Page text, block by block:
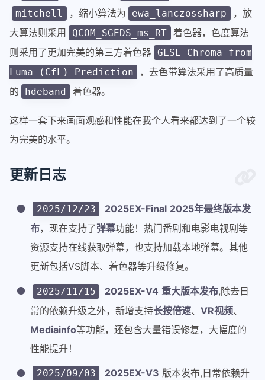
mitchell ，缩小算法为 ewa_lanczossharp
，放
大算法则采用
QCOM_SGEDS_ms_RT 着色器，色度算法
则采用了更加完美的第三方着色器 GLSL Chroma from
Luma (CfL) Prediction
，去色带算法采用了高质量
的
hdeband 着色器。
这样一套下来画面观感和性能在我个人看来都达到了一个较
为完美的水平。
更新日志
2025/12/23 2025EX-Final 2025年最终版本发
布，现在支持了弹幕功能！热门番剧和电影电视剧等
资源支持在线获取弹幕，也支持加载本地弹幕。其他
更新包括VS脚本、着色器等升级修复。
2025/11/15 2025EX-V4 重大版本发布,除去日
常的依赖升级之外，新增支持长按倍速、VR视频、
Mediainfo等功能，还包含大量错误修复，大幅度的
性能提升！
2025/09/03 2025EX-V3 版本发布,日常依赖升